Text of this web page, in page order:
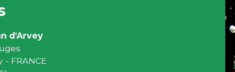
d'Arvey
FRANCE